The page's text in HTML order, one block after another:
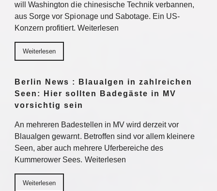
will Washington die chinesische Technik verbannen,
aus Sorge vor Spionage und Sabotage. Ein US-
Konzern profitiert. Weiterlesen
Weiterlesen
Berlin News : Blaualgen in zahlreichen
Seen: Hier sollten Badegäste in MV
vorsichtig sein
An mehreren Badestellen in MV wird derzeit vor
Blaualgen gewarnt. Betroffen sind vor allem kleinere
Seen, aber auch mehrere Uferbereiche des
Kummerower Sees. Weiterlesen
Weiterlesen